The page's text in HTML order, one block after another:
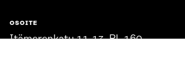
OSOITE
Itämerenkatu 11-13, PL 160,